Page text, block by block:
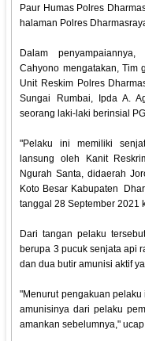
Paur Humas Polres
halaman Polres
Dalam
Cahyono mengatakan, Tim
Unit Reskim Polres
Sungai Rumbai, Ipda A.
seorang laki-laki berinsial
"Pelaku ini memiliki
lansung oleh Kanit
Ngurah Santa, didaerah
Koto Besar Kabupaten
tanggal 28 September 2021
Dari tangan pelaku
berupa 3 pucuk senjata api
dan dua butir amunisi aktif
"Menurut pengakuan
amunisinya dari pelaku
amankan sebelumnya,"